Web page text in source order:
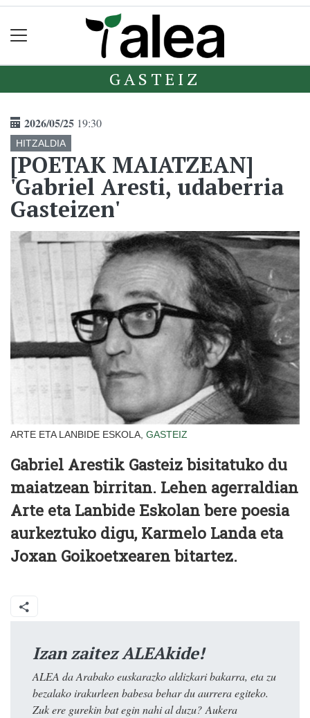
GASTEIZ
2026/05/25 19:30
HITZALDIA
[POETAK MAIATZEAN]
'Gabriel Aresti, udaberria
Gasteizen'
ARTE ETA LANBIDE ESKOLA, GASTEIZ
Gabriel Arestik Gasteiz bisitatuko du
maiatzean birritan. Lehen agerraldian
Arte eta Lanbide Eskolan bere poesia
aurkeztuko digu, Karmelo Landa eta
Joxan Goikoetxearen bitartez.
Izan zaitez ALEAkide!
ALEA da Arabako euskarazko aldizkari bakarra, eta zu
bezalako irakurleen babesa behar du aurrera egiteko.
Zuk ere gurekin bat egin nahi al duzu? Aukera